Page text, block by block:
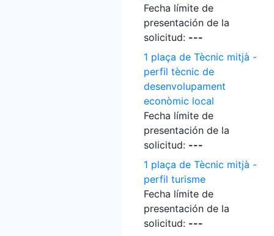
Fecha límite de
presentación de la
solicitud: ---
1 plaça de Tècnic mitjà -
perfil tècnic de
desenvolupament
econòmic local
Fecha límite de
presentación de la
solicitud: ---
1 plaça de Tècnic mitjà -
perfil turisme
Fecha límite de
presentación de la
solicitud: ---